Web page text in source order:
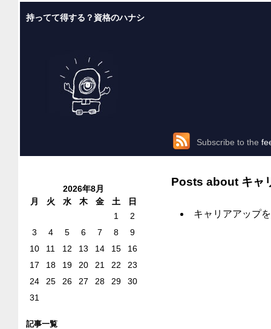
持ってて得する？資格のハナシ
Subscribe to the
2026年8月
月
火 水 木 金 土
日
1
2
3
4 5 6 7 8
9
10
11 12 13 14 15
16
17
18 19 20 21 22
23
24
25 26 27 28 29
30
31
記事一覧
Posts about キャ
キャリアアップ